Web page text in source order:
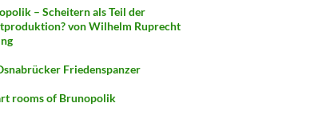
– Scheitern als Teil der
von Wilhelm Ruprecht
Friedenspanzer
rooms of Brunopolik